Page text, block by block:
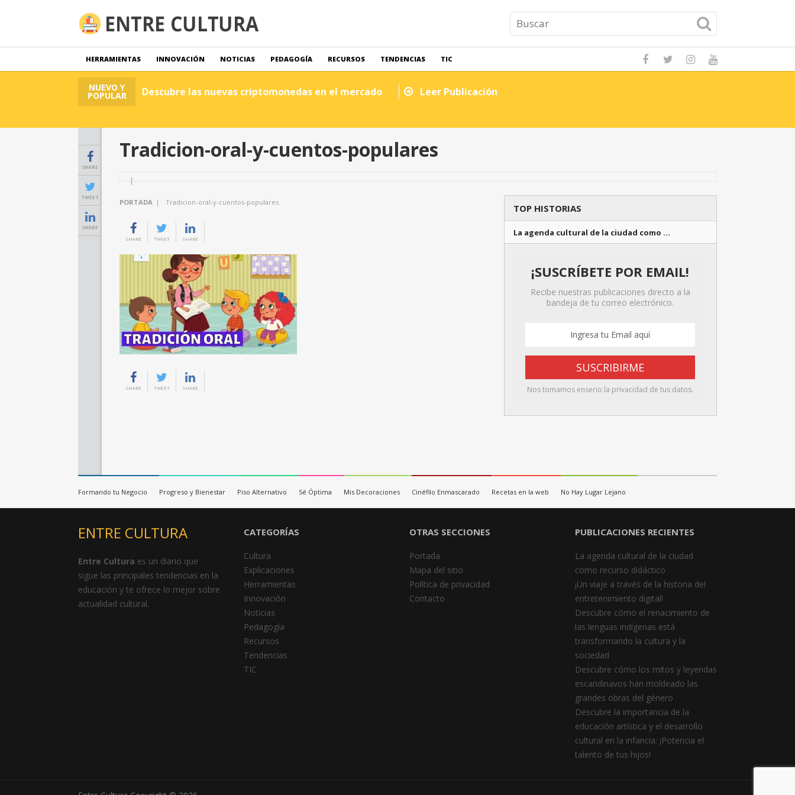
HERRAMIENTAS INNOVACIÓN NOTICIAS PEDAGOGÍA RECURSOS TENDENCIAS TIC
NUEVO Y
POPULAR Descubre las nuevas criptomonedas en el mercado Leer Publicación
SHARE
TWEET
SHARE
Tradicion-oral-y-cuentos-populares
PORTADA | Tradicion-oral-y-cuentos-populares
SHARE TWEET SHARE
SHARE TWEET SHARE
TOP HISTORIAS
La agenda cultural de la ciudad como …
¡SUSCRÍBETE POR EMAIL!
Recibe nuestras publicaciones directo a la
bandeja de tu correo electrónico.
Nos tomamos enserio la privacidad de tus datos.
Formando tu Negocio Progreso y Bienestar Piso Alternativo Sé Óptima Mis Decoraciones Cinéfilo Enmascarado Recetas en la web No Hay Lugar Lejano
ENTRE CULTURA
Entre Cultura es un diario que
sigue las principales tendencias en la
educación y te ofrece lo mejor sobre
actualidad cultural.
CATEGORÍAS
Cultura
Explicaciones
Herramientas
Innovación
Noticias
Pedagogía
Recursos
Tendencias
TIC
OTRAS SECCIONES
Portada
Mapa del sitio
Política de privacidad
Contacto
PUBLICACIONES RECIENTES
La agenda cultural de la ciudad
como recurso didáctico
¡Un viaje a través de la historia del
entretenimiento digital!
Descubre cómo el renacimiento de
las lenguas indígenas está
transformando la cultura y la
sociedad
Descubre cómo los mitos y leyendas
escandinavos han moldeado las
grandes obras del género
Descubre la importancia de la
educación artística y el desarrollo
cultural en la infancia: ¡Potencia el
talento de tus hijos!